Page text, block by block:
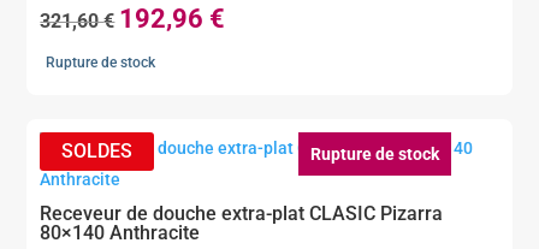
321,60€ Le
prix
321,60 €.
192,96 €
192,96 €.
Rupture de stock
Rupture de stock
Receveur de douche extra-plat CLASIC Pizarra
80×140 Anthracite